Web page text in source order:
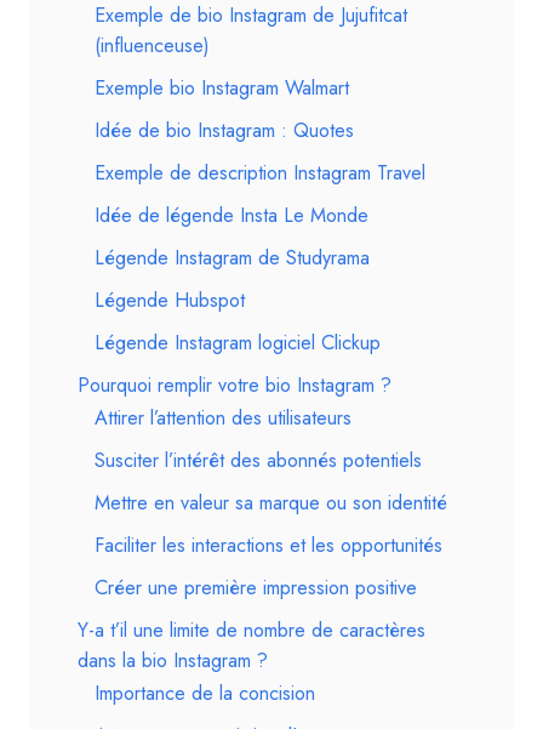
Exemple de bio Instagram de Jujufitcat
(influenceuse)
Exemple bio Instagram Walmart
Idée de bio Instagram : Quotes
Exemple de description Instagram Travel
Idée de légende Insta Le Monde
Légende Instagram de Studyrama
Légende Hubspot
Légende Instagram logiciel Clickup
Pourquoi remplir votre bio Instagram ?
Attirer l’attention des utilisateurs
Susciter l’intérêt des abonnés potentiels
Mettre en valeur sa marque ou son identité
Faciliter les interactions et les opportunités
Créer une première impression positive
Y-a t’il une limite de nombre de caractères
dans la bio Instagram ?
Importance de la concision